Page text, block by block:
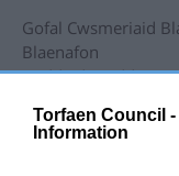
Torfaen Council -
Information
Gofal Cwsmeriaid
Blaenafon
Dyddiad: Dydd
Marchnad Dan Do